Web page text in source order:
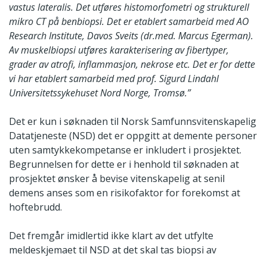
vastus lateralis. Det utføres histomorfometri og strukturell
mikro CT på benbiopsi. Det er etablert samarbeid med AO
Research Institute, Davos Sveits (dr.med. Marcus Egerman).
Av muskelbiopsi utføres karakterisering av fibertyper,
grader av atrofi, inflammasjon, nekrose etc. Det er for dette
vi har etablert samarbeid med prof. Sigurd Lindahl
Universitetssykehuset Nord Norge, Tromsø.”
Det er kun i søknaden til Norsk Samfunnsvitenskapelig
Datatjeneste (NSD) det er oppgitt at demente personer
uten samtykkekompetanse er inkludert i prosjektet.
Begrunnelsen for dette er i henhold til søknaden at
prosjektet ønsker å bevise vitenskapelig at senil
demens anses som en risikofaktor for forekomst at
hoftebrudd.
Det fremgår imidlertid ikke klart av det utfylte
meldeskjemaet til NSD at det skal tas biopsi av